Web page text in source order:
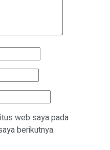
web saya pada
berikutnya.